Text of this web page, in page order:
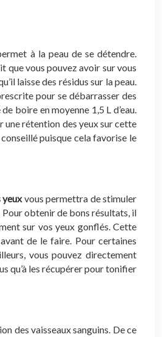
à la peau de se détendre.
que vous pouvez avoir sur vous
laisse des résidus sur la peau.
pour se débarrasser des
boire en moyenne 1,5 L d’eau.
une rétention des yeux sur cette
puisque cela favorise le
yeuxvous permettra de stimuler
Pour obtenir de bons résultats, il
sur vos yeux gonflés. Cette
de le faire. Pour certaines
vous pouvez directement
qu’à les récupérer pour tonifier
des vaisseaux sanguins. De ce